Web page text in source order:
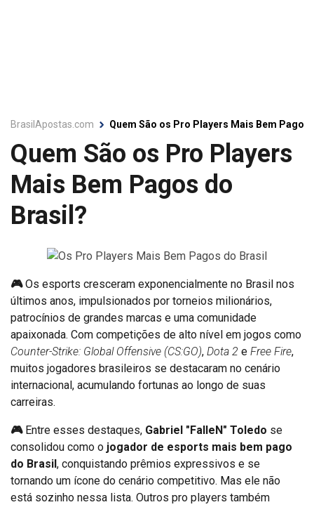
BrasilApostas.com Quem São os Pro Players Mais Bem Pagos
Quem São os Pro Players
Mais Bem Pagos do
Brasil?
🎮Os esports cresceram exponencialmente no Brasil nos
últimos anos, impulsionados por torneios milionários,
patrocínios de grandes marcas e uma comunidade
apaixonada. Com competições de alto nível em jogos como
Counter-Strike: Global Offensive (CS:GO), Dota 2 e Free Fire,
muitos jogadores brasileiros se destacaram no cenário
internacional, acumulando fortunas ao longo de suas
carreiras.
🎮 Entre esses destaques, Gabriel "FalleN" Toledo se
consolidou como o jogador de esports mais bem pago
do Brasil, conquistando prêmios expressivos e se
tornando um ícone do cenário competitivo. Mas ele não
está sozinho nessa lista. Outros pro players também